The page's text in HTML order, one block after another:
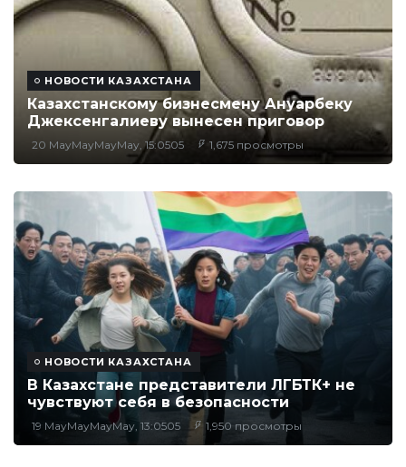
НОВОСТИ КАЗАХСТАНА
Казахстанскому бизнесмену Ануарбеку
Джексенгалиеву вынесен приговор
20 MayMayMayMay, 15:0505 1,675 просмотры
НОВОСТИ КАЗАХСТАНА
В Казахстане представители ЛГБТК+ не
чувствуют себя в безопасности
19 MayMayMayMay, 13:0505 1,950 просмотры